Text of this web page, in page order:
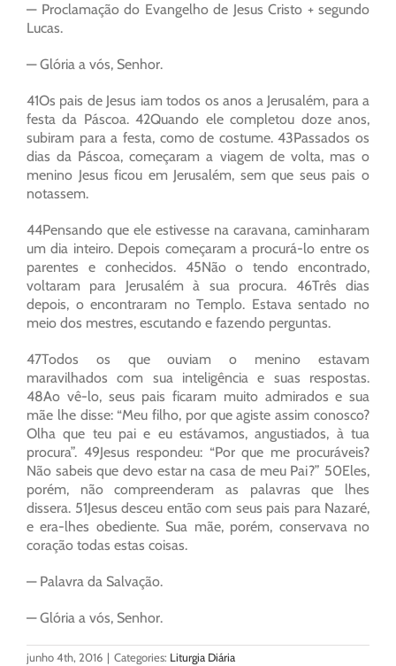
— Proclamação do Evangelho de Jesus Cristo + segundo
Lucas.
— Glória a vós, Senhor.
41Os pais de Jesus iam todos os anos a Jerusalém, para a
festa da Páscoa. 42Quando ele completou doze anos,
subiram para a festa, como de costume. 43Passados os
dias da Páscoa, começaram a viagem de volta, mas o
menino Jesus ficou em Jerusalém, sem que seus pais o
notassem.
44Pensando que ele estivesse na caravana, caminharam
um dia inteiro. Depois começaram a procurá-lo entre os
parentes e conhecidos. 45Não o tendo encontrado,
voltaram para Jerusalém à sua procura. 46Três dias
depois, o encontraram no Templo. Estava sentado no
meio dos mestres, escutando e fazendo perguntas.
47Todos os que ouviam o menino estavam
maravilhados com sua inteligência e suas respostas.
48Ao vê-lo, seus pais ficaram muito admirados e sua
mãe lhe disse: “Meu filho, por que agiste assim conosco?
Olha que teu pai e eu estávamos, angustiados, à tua
procura”. 49Jesus respondeu: “Por que me procuráveis?
Não sabeis que devo estar na casa de meu Pai?” 50Eles,
porém, não compreenderam as palavras que lhes
dissera. 51Jesus desceu então com seus pais para Nazaré,
e era-lhes obediente. Sua mãe, porém, conservava no
coração todas estas coisas.
— Palavra da Salvação.
— Glória a vós, Senhor.
junho 4th, 2016 | Categories: Liturgia Diária